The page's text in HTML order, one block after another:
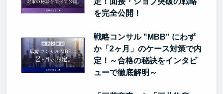
を完全公開！
戦略コンサル "MBB" にわず
か「2ヶ月」のケース対策で内
定！～合格の秘訣をインタビ
ューで徹底解明～